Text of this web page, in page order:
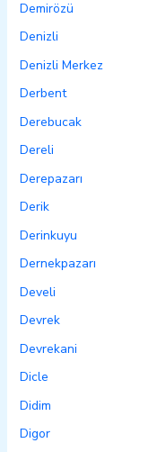
Demirözü
Denizli
Denizli Merkez
Derbent
Derebucak
Dereli
Derepazarı
Derik
Derinkuyu
Dernekpazarı
Develi
Devrek
Devrekani
Dicle
Didim
Digor